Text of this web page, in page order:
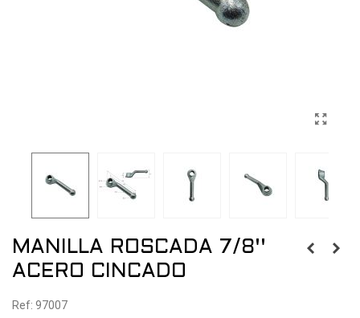
MANILLA ROSCADA 7/8''
ACERO CINCADO
Ref: 97007